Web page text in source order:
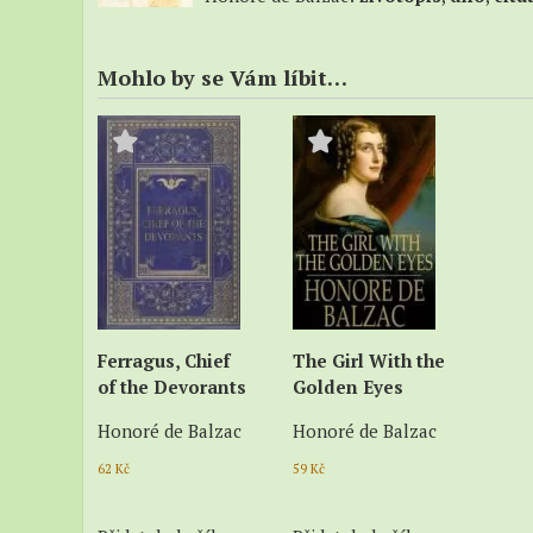
Mohlo by se Vám líbit…
Ferragus, Chief
of the Devorants
Honoré de Balzac
62 Kč
The Girl With the
Golden Eyes
Honoré de Balzac
59Kč